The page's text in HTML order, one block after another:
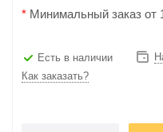
* Минимальный заказ от
Есть в наличии
Как заказать?